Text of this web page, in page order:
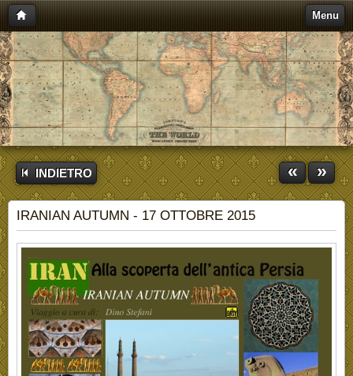
Menu
INDIETRO « »
IRANIAN AUTUMN - 17 OTTOBRE 2015